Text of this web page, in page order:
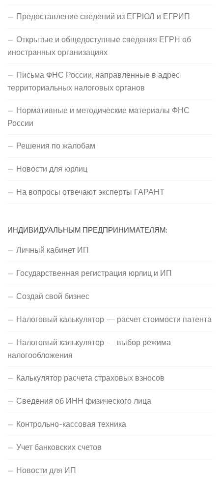
Предоставление сведений из ЕГРЮЛ и ЕГРИП
Открытые и общедоступные сведения ЕГРН об
иностранных организациях
Письма ФНС России, направленные в адрес
территориальных налоговых органов
Нормативные и методические материалы ФНС
России
Решения по жалобам
Новости для юрлиц
На вопросы отвечают эксперты ГАРАНТ
ИНДИВИДУАЛЬНЫМ ПРЕДПРИНИМАТЕЛЯМ:
Личный кабинет ИП
Государственная регистрация юрлиц и ИП
Создай свой бизнес
Налоговый калькулятор — расчет стоимости патента
Налоговый калькулятор — выбор режима
налогообложения
Калькулятор расчета страховых взносов
Сведения об ИНН физического лица
Контрольно-кассовая техника
Учет банковских счетов
Новости для ИП